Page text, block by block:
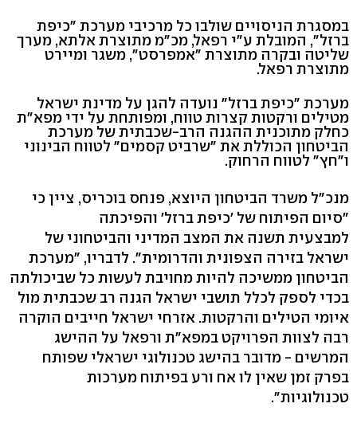
במסגרת הניסויים שולבו כל מרכיבי מערכת "כיפת
ברזל", המובלת ע"י רפאל, מכ"מ מתוצרת אלתא, מערך
שליטה ובקרה מתוצרת "אמפרסט", משגר ומיירט
מתוצרת רפאל.
מערכת "כיפת ברזל" נועדה להגן על מדינת ישראל
מטילים ורקטות קצרות טווח, ומפותחת על ידי מפא"ת
כחלק מתוכנית ההגנה הרב-שכבתית של מערכת
הביטחון הכוללת את "שרביט קסמים" לטווח הבינוני
ו"חץ" לטווח הרחוק.
מנכ"ל משרד הביטחון היוצא, פנחס בוכריס, ציין כי
"סיום הפיתוח של 'כיפת ברזל' והפיכתה
למבצעית תשנה את המצב המדיני והביטחוני של
ישראל בזירה הצפונית והדרומית". לדבריו, "מערכת
הביטחון ממשיכה להיות מחויבת לעשות כל שביכולתה
בכדי לספק לכלל תושבי ישראל הגנה רב שכבתית מול
איומי הטילים והרקטות. אזרחי ישראל חייבים הוקרה
רבה לצוות הפרויקט במפא"ת ורפאל על ההישג
המרשים - מדובר בהישג טכנולוגי ישראלי שפותח
בפרק זמן שאין לו אח ורע בפיתוח מערכות
טכנולוגיות".